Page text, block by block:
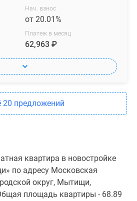
Нач. взнос
от 20.01%
Платеж в месяц
62,963 ₽
20 предложений
квартира в новостройке
по адресу Московская
округ, Мытищи,
площадь квартиры - 68.89